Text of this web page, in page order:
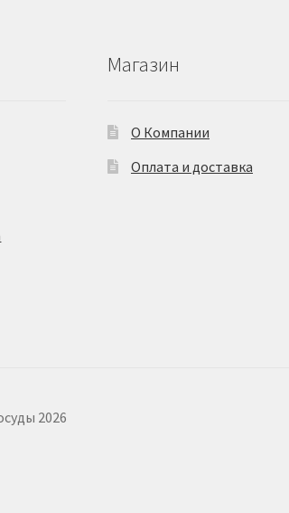
Магазин
О Компании
Оплата и доставка
2026